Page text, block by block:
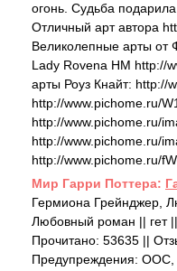
огонь. Судьба
Отличный арт автора
Великолепные арты от
Lady Rovena HM http://
арты Роуз Кнайт: http://
http://www.pichome.ru/
http://www.pichome.ru/
http://www.pichome.ru/
http://www.pichome.ru/
Mир Гарри Поттера:
Гермиона Грейнджер,
Любовный роман || гет
Прочитано: 53635 ||
Предупреждения: ООС,